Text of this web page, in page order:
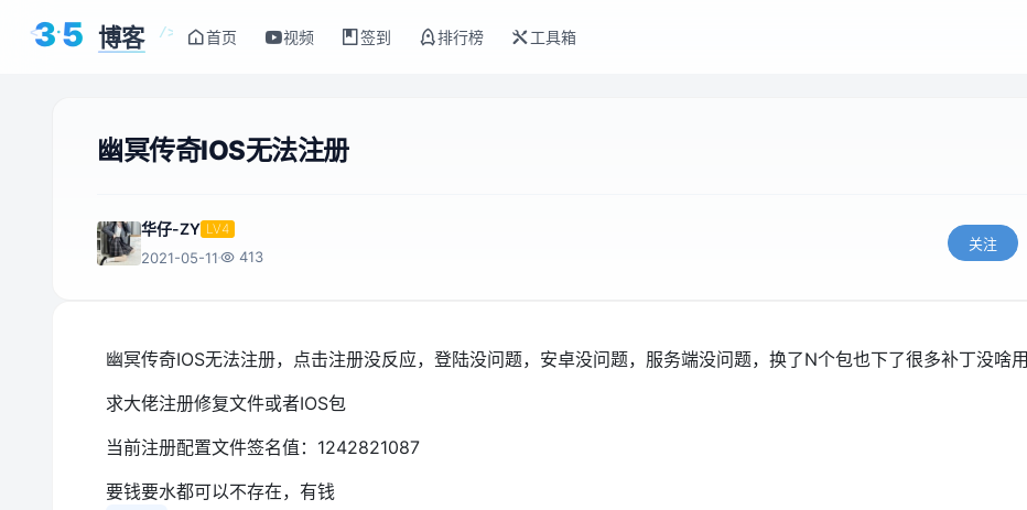
< />
35 博客 首页 视频 签到 排行榜 工具箱
幽冥传奇IOS无法注册
华仔-ZY LV4
2021-05-11 413
关注
幽冥传奇IOS无法注册，点击注册没反应，登陆没问题，安卓没问题，服务端没问题，换了N个包也下了很多补丁没啥用
求大佬注册修复文件或者IOS包
当前注册配置文件签名值：1242821087
要钱要水都可以不存在，有钱